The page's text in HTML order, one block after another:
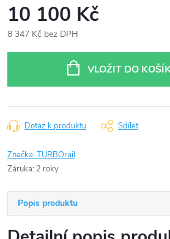
10 100 Kč
8 347 Kč bez DPH
VLOŽIT DO
Dotaz k produktu Sdílet
Značka:TURBOrail
Záruka: 2 roky
Popis produktu